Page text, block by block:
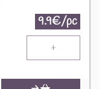
9.9€/pc
+